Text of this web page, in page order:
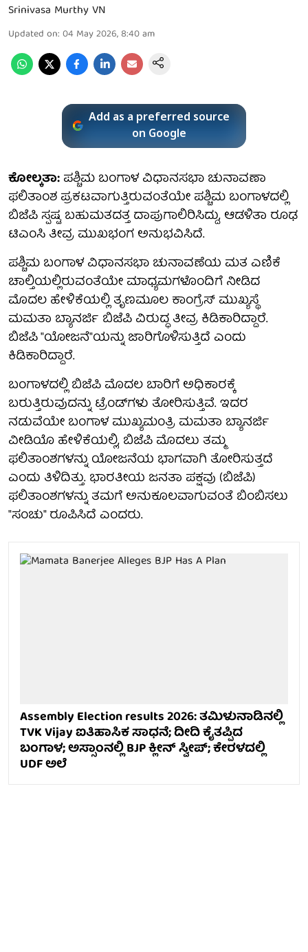
Srinivasa Murthy VN
Updated on: 04 May 2026, 8:40 am
Add as a preferred source
on Google
ಕೋಲ್ಕತಾ:ಪಶ್ಚಿಮ ಬಂಗಾಳ ವಿಧಾನಸಭಾ ಚುನಾವಣಾ
ಫಲಿತಾಂಶ ಪ್ರಕಟವಾಗುತ್ತಿರುವಂತೆಯೇ ಪಶ್ಚಿಮ ಬಂಗಾಳದಲ್ಲಿ
ಬಿಜೆಪಿ ಸ್ಪಷ್ಟ ಬಹುಮತದತ್ತ ದಾಪುಗಾಲಿರಿಸಿದ್ದು, ಆಡಳಿತಾ ರೂಢ
ಟಿಎಂಸಿ ತೀವ್ರ ಮುಖಭಂಗ ಅನುಭವಿಸಿದೆ.
ಪಶ್ಚಿಮ ಬಂಗಾಳ ವಿಧಾನಸಭಾ ಚುನಾವಣೆಯ ಮತ ಎಣಿಕೆ
ಚಾಲ್ತಿಯಲ್ಲಿರುವಂತೆಯೇ ಮಾಧ್ಯಮಗಳೊಂದಿಗೆ ನೀಡಿದ
ಮೊದಲ ಹೇಳಿಕೆಯಲ್ಲಿ ತೃಣಮೂಲ ಕಾಂಗ್ರೆಸ್ ಮುಖ್ಯಸ್ಥೆ
ಮಮತಾ ಬ್ಯಾನರ್ಜಿ ಬಿಜೆಪಿ ವಿರುದ್ಧ ತೀವ್ರ ಕಿಡಿಕಾರಿದ್ದಾರೆ.
ಬಿಜೆಪಿ "ಯೋಜನೆ"ಯನ್ನು ಜಾರಿಗೊಳಿಸುತ್ತಿದೆ ಎಂದು
ಕಿಡಿಕಾರಿದ್ದಾರೆ.
ಬಂಗಾಳದಲ್ಲಿ ಬಿಜೆಪಿ ಮೊದಲ ಬಾರಿಗೆ ಅಧಿಕಾರಕ್ಕೆ
ಬರುತ್ತಿರುವುದನ್ನು ಟ್ರೆಂಡ್‌ಗಳು ತೋರಿಸುತ್ತಿವೆ. ಇದರ
ನಡುವೆಯೇ ಬಂಗಾಳ ಮುಖ್ಯಮಂತ್ರಿ ಮಮತಾ ಬ್ಯಾನರ್ಜಿ
ವೀಡಿಯೊ ಹೇಳಿಕೆಯಲ್ಲಿ, ಬಿಜೆಪಿ ಮೊದಲು ತಮ್ಮ
ಫಲಿತಾಂಶಗಳನ್ನು ಯೋಜನೆಯ ಭಾಗವಾಗಿ ತೋರಿಸುತ್ತದೆ
ಎಂದು ತಿಳಿದಿತ್ತು. ಭಾರತೀಯ ಜನತಾ ಪಕ್ಷವು (ಬಿಜೆಪಿ)
ಫಲಿತಾಂಶಗಳನ್ನು ತಮಗೆ ಅನುಕೂಲವಾಗುವಂತೆ ಬಿಂಬಿಸಲು
"ಸಂಚು" ರೂಪಿಸಿದೆ ಎಂದರು.
Assembly Election results 2026: ತಮಿಳುನಾಡಿನಲ್ಲಿ
TVK Vijay ಐತಿಹಾಸಿಕ ಸಾಧನೆ; ದೀದಿ ಕೈತಪ್ಪಿದ
ಬಂಗಾಳ; ಅಸ್ಸಾಂನಲ್ಲಿ BJP ಕ್ಲೀನ್ ಸ್ವೀಪ್; ಕೇರಳದಲ್ಲಿ
UDF ಅಲೆ